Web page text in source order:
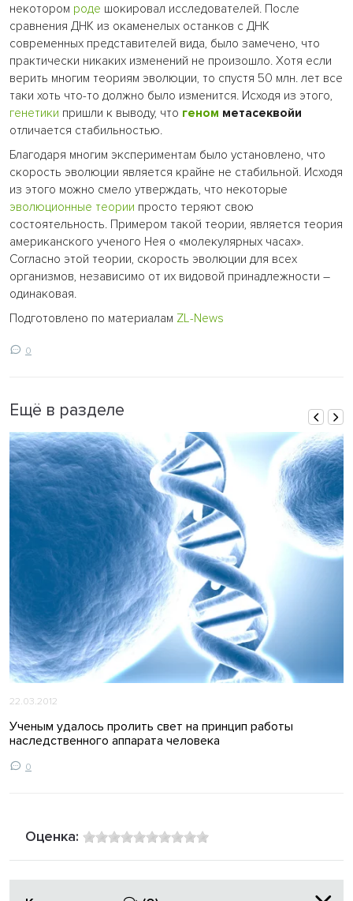
некотором роде шокировал исследователей. После
сравнения ДНК из окаменелых останков с ДНК
современных представителей вида, было замечено, что
практически никаких изменений не произошло. Хотя если
верить многим теориям эволюции, то спустя 50 млн. лет все
таки хоть что-то должно было изменится. Исходя из этого,
генетики пришли к выводу, что геном метасеквойи
отличается стабильностью.
Благодаря многим экспериментам было установлено, что
скорость эволюции является крайне не стабильной. Исходя
из этого можно смело утверждать, что некоторые
эволюционные теории просто теряют свою
состоятельность. Примером такой теории, является теория
американского ученого Нея о «молекулярных часах».
Согласно этой теории, скорость эволюции для всех
организмов, независимо от их видовой принадлежности –
одинаковая.
Подготовлено по материалам ZL-News
0
Ещё в разделе
22.03.2012
Ученым удалось пролить свет на принцип работы
наследственного аппарата человека
0
Оценка: